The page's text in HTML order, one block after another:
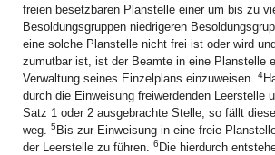
freien besetzbaren Planstelle einer um bis zu
Besoldungsgruppen niedrigeren
eine solche Planstelle nicht frei ist oder wird
zumutbar ist, ist der Beamte in eine Planstelle
Verwaltung seines Einzelplans einzuweisen. 4
durch die Einweisung freiwerdenden Leerstelle
Satz 1 oder 2 ausgebrachte Stelle, so fällt
weg. 5 Bis zur Einweisung in eine freie
der Leerstelle zu führen. 6 Die hierdurch